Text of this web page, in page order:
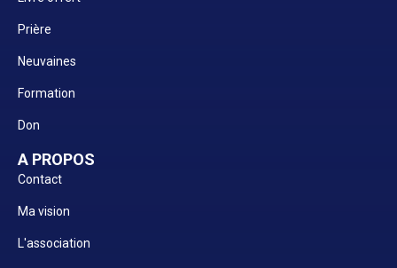
Prière
Neuvaines
Formation
Don
A PROPOS
Contact
Ma vision
L'association